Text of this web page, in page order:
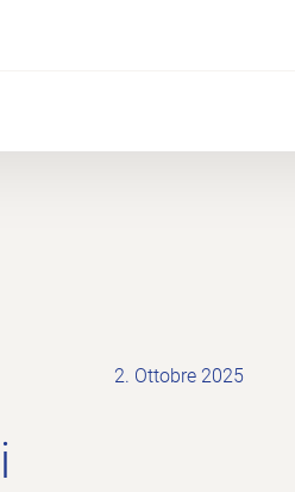
2. Ottobre 2025